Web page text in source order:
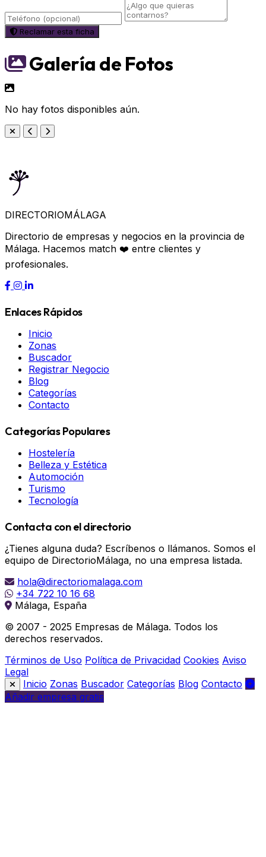
Reclamar esta ficha
Galería de Fotos
No hay fotos disponibles aún.
DIRECTORIOMÁLAGA
Directorio de empresas y negocios en la provincia de
Málaga. Hacemos match ❤️ entre clientes y
profesionales.
Enlaces Rápidos
Inicio
Zonas
Buscador
Registrar Negocio
Blog
Categorías
Contacto
Categorías Populares
Hostelería
Belleza y Estética
Automoción
Turismo
Tecnología
Contacta con el directorio
¿Tienes alguna duda? Escríbenos o llámanos. Somos el
equipo de DirectorioMálaga, no una empresa listada.
hola@directoriomalaga.com
+34 722 10 16 68
Málaga, España
© 2007 - 2025 Empresas de Málaga. Todos los
derechos reservados.
Términos de Uso Política de Privacidad Cookies Aviso
Legal
Inicio Zonas Buscador Categorías Blog Contacto
Añadir empresa gratis